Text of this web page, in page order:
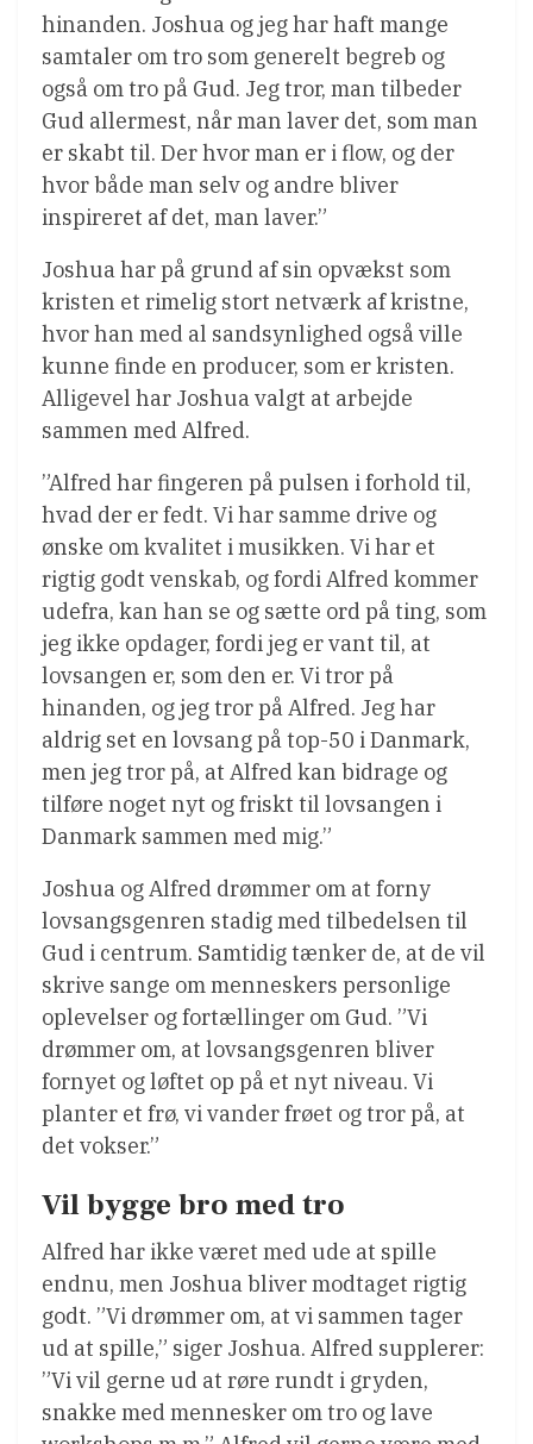
hinanden. Joshua og jeg har haft mange
samtaler om tro som generelt begreb og
også om tro på Gud. Jeg tror, man tilbeder
Gud allermest, når man laver det, som man
er skabt til. Der hvor man er i flow, og der
hvor både man selv og andre bliver
inspireret af det, man laver.”
Joshua har på grund af sin opvækst som
kristen et rimelig stort netværk af kristne,
hvor han med al sandsynlighed også ville
kunne finde en producer, som er kristen.
Alligevel har Joshua valgt at arbejde
sammen med Alfred.
”Alfred har fingeren på pulsen i forhold til,
hvad der er fedt. Vi har samme drive og
ønske om kvalitet i musikken. Vi har et
rigtig godt venskab, og fordi Alfred kommer
udefra, kan han se og sætte ord på ting, som
jeg ikke opdager, fordi jeg er vant til, at
lovsangen er, som den er. Vi tror på
hinanden, og jeg tror på Alfred. Jeg har
aldrig set en lovsang på top-50 i Danmark,
men jeg tror på, at Alfred kan bidrage og
tilføre noget nyt og friskt til lovsangen i
Danmark sammen med mig.”
Joshua og Alfred drømmer om at forny
lovsangsgenren stadig med tilbedelsen til
Gud i centrum. Samtidig tænker de, at de vil
skrive sange om menneskers personlige
oplevelser og fortællinger om Gud. ”Vi
drømmer om, at lovsangsgenren bliver
fornyet og løftet op på et nyt niveau. Vi
planter et frø, vi vander frøet og tror på, at
det vokser.”
Vil bygge bro med tro
Alfred har ikke været med ude at spille
endnu, men Joshua bliver modtaget rigtig
godt. ”Vi drømmer om, at vi sammen tager
ud at spille,” siger Joshua. Alfred supplerer:
”Vi vil gerne ud at røre rundt i gryden,
snakke med mennesker om tro og lave